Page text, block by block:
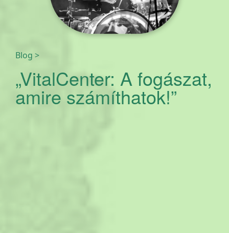
Blog >
„VitalCenter: A fogászat,
amire számíthatok!”